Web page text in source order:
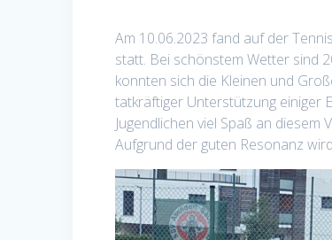
Am 10.06.2023 fand auf der
statt. Bei schönstem Wetter sind
konnten sich die Kleinen und
tatkräftiger Unterstützung einiger
Jugendlichen viel Spaß an
Aufgrund der guten Resonanz